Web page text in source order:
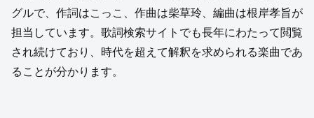
グルで、作詞はこっこ、作曲は柴草玲、編曲は根岸孝旨が
担当しています。歌詞検索サイトでも長年にわたって閲覧
され続けており、時代を超えて解釈を求められる楽曲であ
ることが分かります。